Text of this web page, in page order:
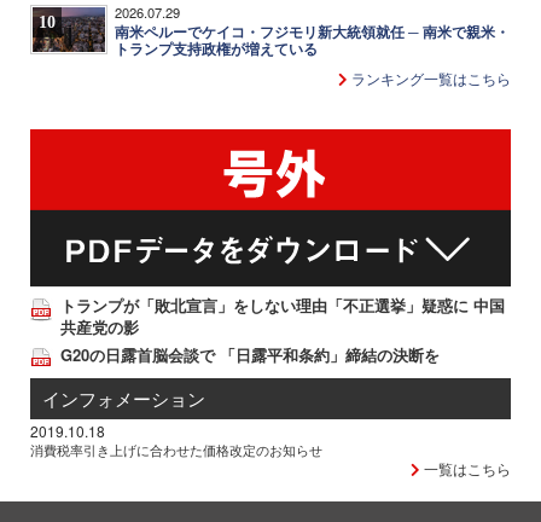
10 2026.07.29
南米ペルーでケイコ・フジモリ新大統領就任 ─ 南米で親米・
トランプ支持政権が増えている
ランキング一覧はこちら
トランプが「敗北宣言」をしない理由「不正選挙」疑惑に 中国
共産党の影
G20の日露首脳会談で 「日露平和条約」締結の決断を
インフォメーション
2019.10.18
消費税率引き上げに合わせた価格改定のお知らせ
一覧はこちら